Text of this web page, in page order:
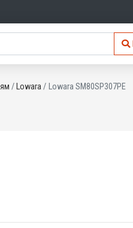
Lowara Lowara SM80SP307PE